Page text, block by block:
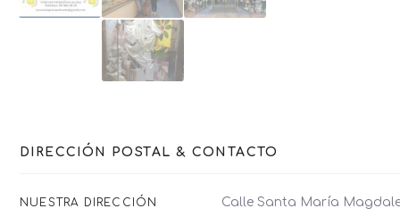
DIRECCIÓN POSTAL & CONTACTO
NUESTRA DIRECCIÓN Calle Santa María